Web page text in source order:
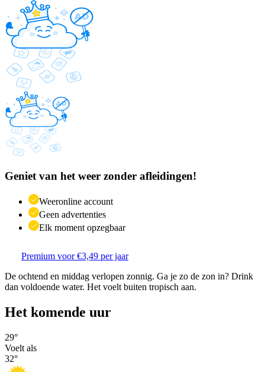
Geniet van het weer zonder afleidingen!
Weeronline account
Geen advertenties
Elk moment opzegbaar
Premium voor €3,49 per jaar
De ochtend en middag verlopen zonnig. Ga je zo de zon in? Drink
dan voldoende water. Het voelt buiten tropisch aan.
Het komende uur
29°
Voelt als
32°